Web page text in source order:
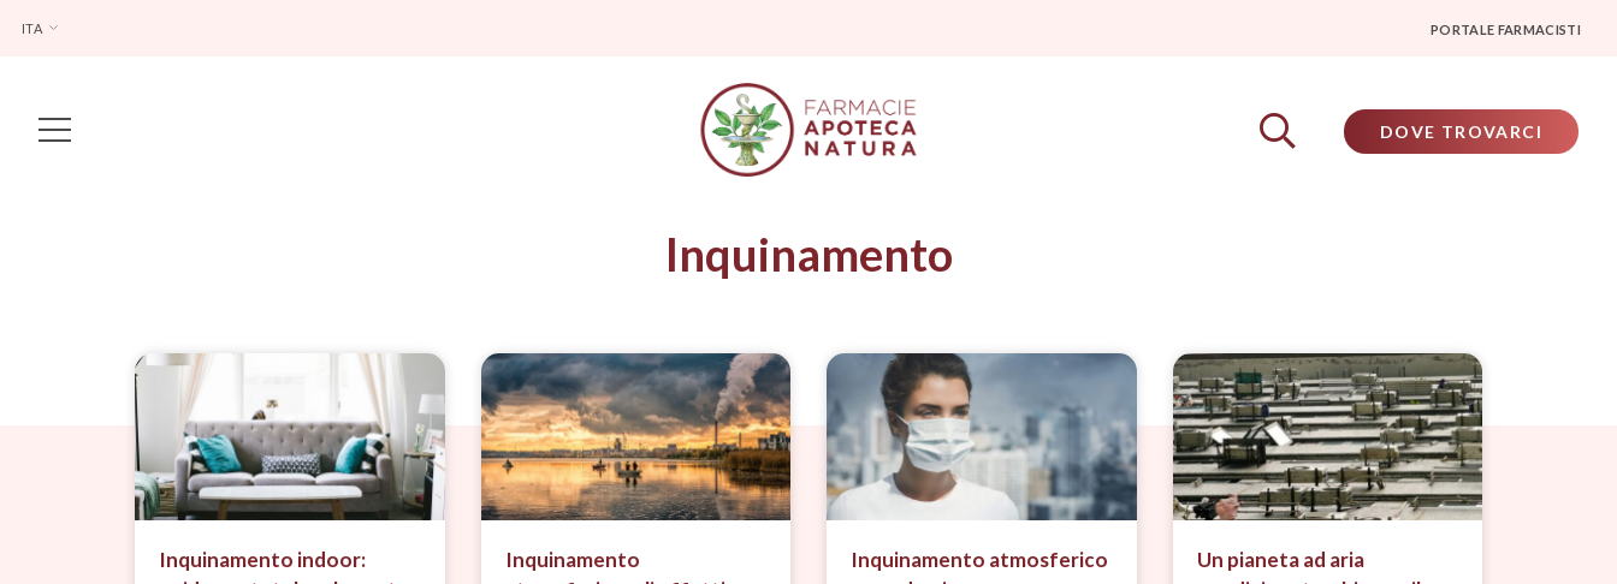
ITA PORTALE FARMACISTI
Main Navigation DOVE TROVARCI
Inquinamento
Inquinamento indoor:
Inquinamento
Inquinamento atmosferico
Un pianeta ad aria